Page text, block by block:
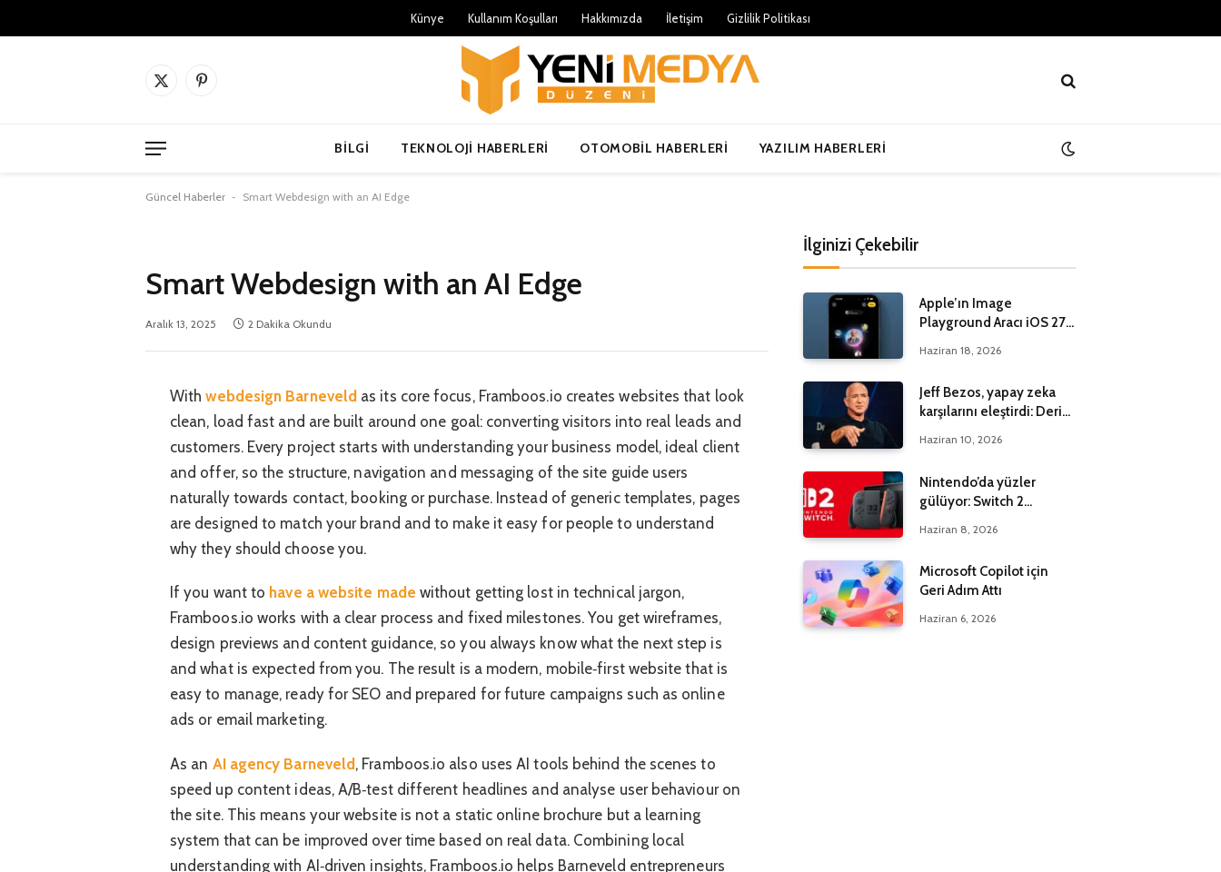
Künye Kullanım Koşulları Hakkımızda İletişim Gizlilik Politikası
X
Pinterest'in
BILGI TEKNOLOJI HABERLERI OTOMOBIL HABERLERI YAZILIM HABERLERI
Güncel Haberler - Smart Webdesign with an AI Edge
Smart Webdesign with an AI Edge
Aralık 13, 2025 2 Dakika Okundu
Withwebdesign Barneveld as its core focus, Framboos.io creates websites that look
clean, load fast and are built around one goal: converting visitors into real leads and
customers. Every project starts with understanding your business model, ideal client
and offer, so the structure, navigation and messaging of the site guide users
naturally towards contact, booking or purchase. Instead of generic templates, pages
are designed to match your brand and to make it easy for people to understand
why they should choose you.
If you want to have a website made without getting lost in technical jargon,
Framboos.io works with a clear process and fixed milestones. You get wireframes,
design previews and content guidance, so you always know what the next step is
and what is expected from you. The result is a modern, mobile‑first website that is
easy to manage, ready for SEO and prepared for future campaigns such as online
ads or email marketing.
As an AI agency Barneveld, Framboos.io also uses AI tools behind the scenes to
speed up content ideas, A/B‑test different headlines and analyse user behaviour on
the site. This means your website is not a static online brochure but a learning
system that can be improved over time based on real data. Combining local
understanding with AI‑driven insights, Framboos.io helps Barneveld entrepreneurs
İlginizi Çekebilir
Apple’ın Image
Playground Aracı iOS 27
Haziran 18, 2026
Jeff Bezos, yapay zeka
karşılarını eleştirdi: Derin
Haziran 10, 2026
Nintendo’da yüzler
gülüyor: Switch 2
Haziran 8, 2026
Microsoft Copilot için
Geri Adım Attı
Haziran 6, 2026